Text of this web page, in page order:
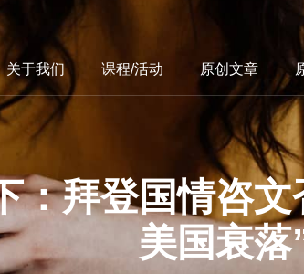
关于我们 课程/活动 原创文章
：拜登国情咨文
美国衰落